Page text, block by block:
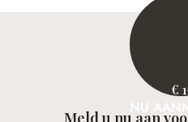
€
NU
Meld u nu aan